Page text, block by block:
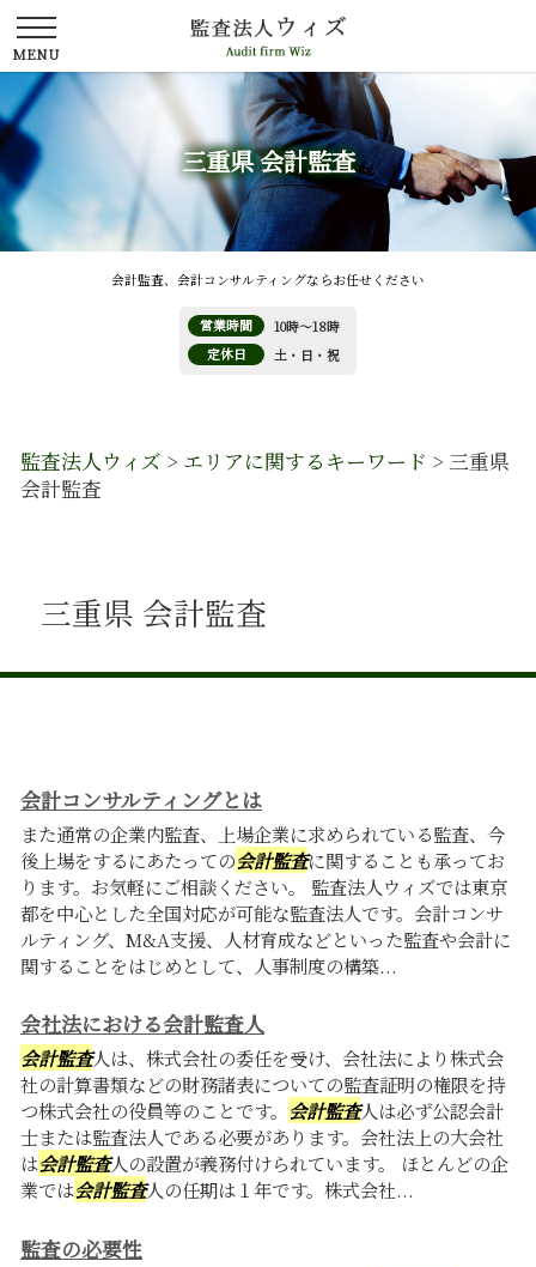
三重県 会計監査
会計監査、会計コンサルティングならお任せください
営業時間
10時～18時
定休日
土・日・祝
監査法人ウィズ > エリアに関するキーワード > 三重県
会計監査
三重県 会計監査
会計コンサルティングとは
また通常の企業内監査、上場企業に求められている監査、今
後上場をするにあたっての会計監査に関することも承ってお
ります。お気軽にご相談ください。 監査法人ウィズでは東京
都を中心とした全国対応が可能な監査法人です。会計コンサ
ルティング、M&A支援、人材育成などといった監査や会計に
関することをはじめとして、人事制度の構築...
会社法における会計監査人
会計監査人は、株式会社の委任を受け、会社法により株式会
社の計算書類などの財務諸表についての監査証明の権限を持
つ株式会社の役員等のことです。 会計監査人は必ず公認会計
士または監査法人である必要があります。会社法上の大会社
は会計監査人の設置が義務付けられています。 ほとんどの企
業では会計監査人の任期は１年です。株式会社...
監査の必要性